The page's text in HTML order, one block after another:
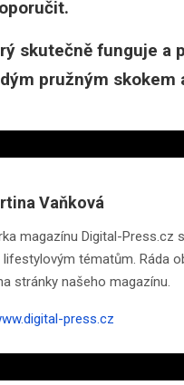
skutečně funguje a
pružným skokem
Vaňková
magazínu Digital-Press.cz
lifestylovým tématům. Ráda
stránky našeho magazínu.
press.cz